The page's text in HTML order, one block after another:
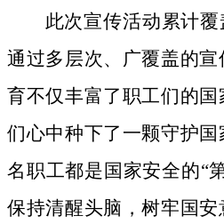
此次宣传活动累计
通过多层次、广覆盖的
育不仅丰富了职工们的
们心中种下了一颗守护
名职工都是国家安全的“
保持清醒头脑，树牢国